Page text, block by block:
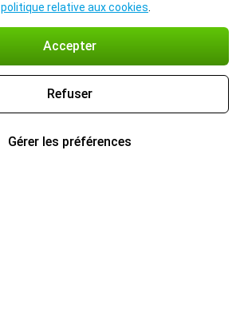
politique relative aux cookies
Accepter
Refuser
Gérer les préférences